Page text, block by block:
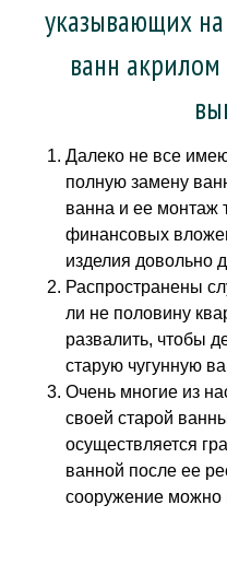
указывающих на
ванн акрилом
Далеко не все
полную замену
ванна и ее монтаж
финансовых
изделия довольно
Распространены
ли не половину
развалить, чтобы
старую чугунную
Очень многие из
своей старой
осуществляется
ванной после ее
сооружение можно